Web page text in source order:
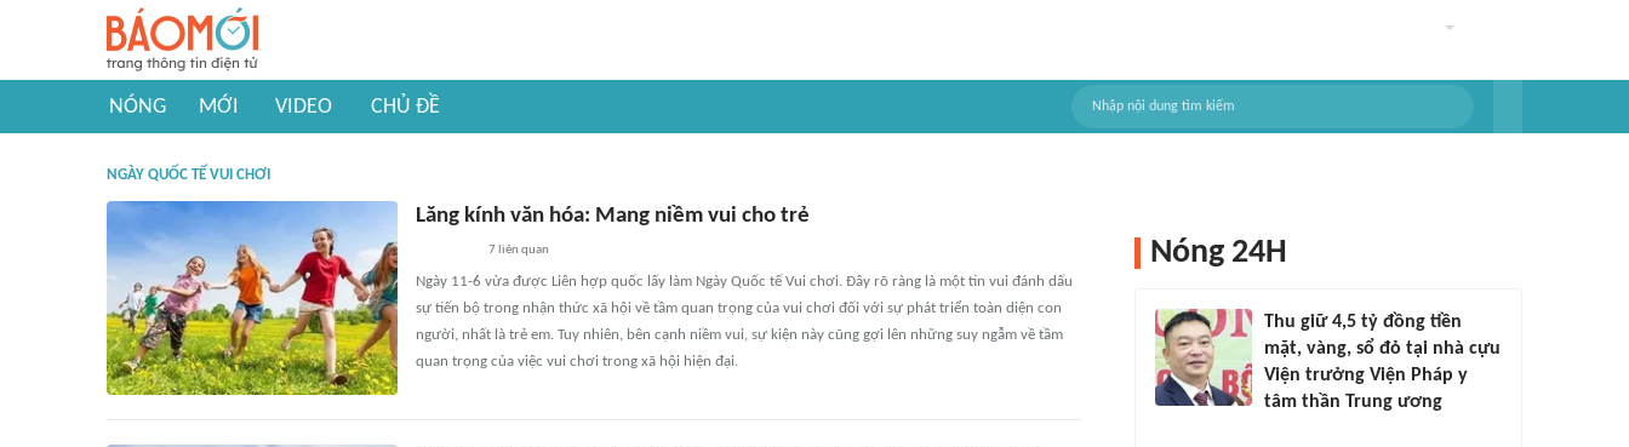
NÓNG MỚI VIDEO CHỦ ĐỀ
NGÀY QUỐC TẾ VUI CHƠI
Lăng kính văn hóa: Mang niềm vui cho trẻ
7 liên quan
Ngày 11-6 vừa được Liên hợp quốc lấy làm Ngày Quốc tế Vui chơi. Đây rõ ràng là một tin vui đánh dấu
sự tiến bộ trong nhận thức xã hội về tầm quan trọng của vui chơi đối với sự phát triển toàn diện con
người, nhất là trẻ em. Tuy nhiên, bên cạnh niềm vui, sự kiện này cũng gợi lên những suy ngẫm về tầm
quan trọng của việc vui chơi trong xã hội hiện đại.
Nóng 24H
Thu giữ 4,5 tỷ đồng tiền
mặt, vàng, sổ đỏ tại nhà cựu
Viện trưởng Viện Pháp y
tâm thần Trung ương